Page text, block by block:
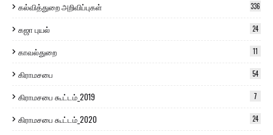
கல்வித்துறை அறிவிப்புகள் 336
கஜா புயல் 24
காவல்துறை 11
கிராமசபை 54
கிராமசபை கூட்டம்_2019 7
கிராமசபை கூட்டம்_2020 24